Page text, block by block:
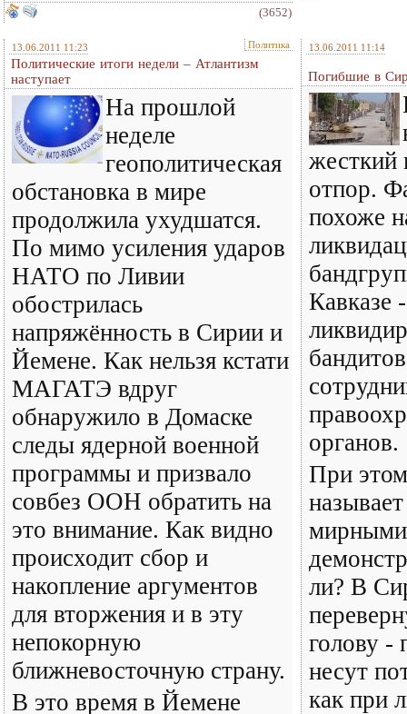
(3652)
13.06.2011 11:23 Политика
Политические итоги недели – Атлантизм
наступает
На прошлой
неделе
геополитическая
обстановка в мире
продолжила ухудшатся.
По мимо усиления ударов
НАТО по Ливии
обострилась
напряжённость в Сирии и
Йемене. Как нельзя кстати
МАГАТЭ вдруг
обнаружило в Домаске
следы ядерной военной
программы и призвало
совбез ООН обратить на
это внимание. Как видно
происходит сбор и
накопление аргументов
для вторжения и в эту
непокорную
ближневосточную страну.
В это время в Йемене
13.06.2011 11:14
Погибшие в
жесткий
отпор.
похоже
Кавказе
органов.
При
мирными
ли? В
голову -
несут
как при